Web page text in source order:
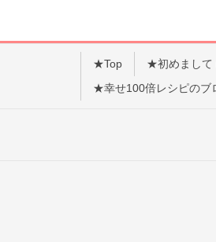
★Top ★初めまして
★幸せ100倍レシピのブ